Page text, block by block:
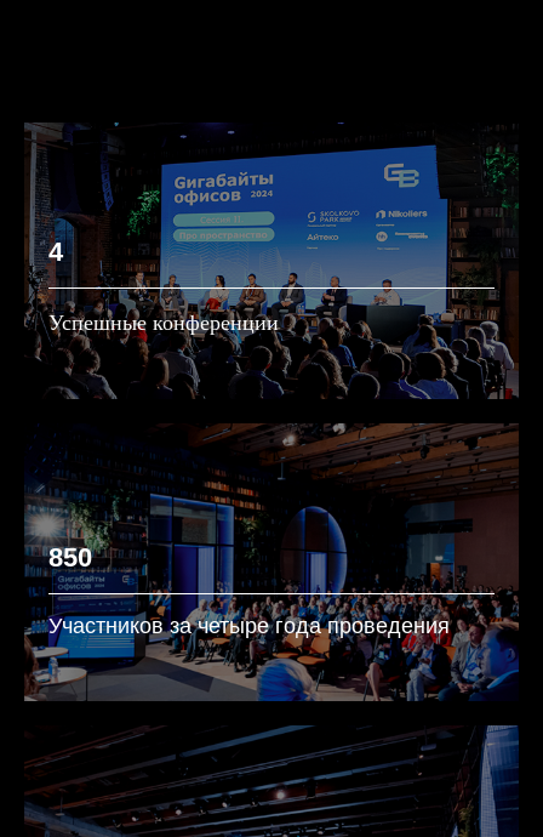
4
Успешные конференции
850
Участников за четыре года проведения